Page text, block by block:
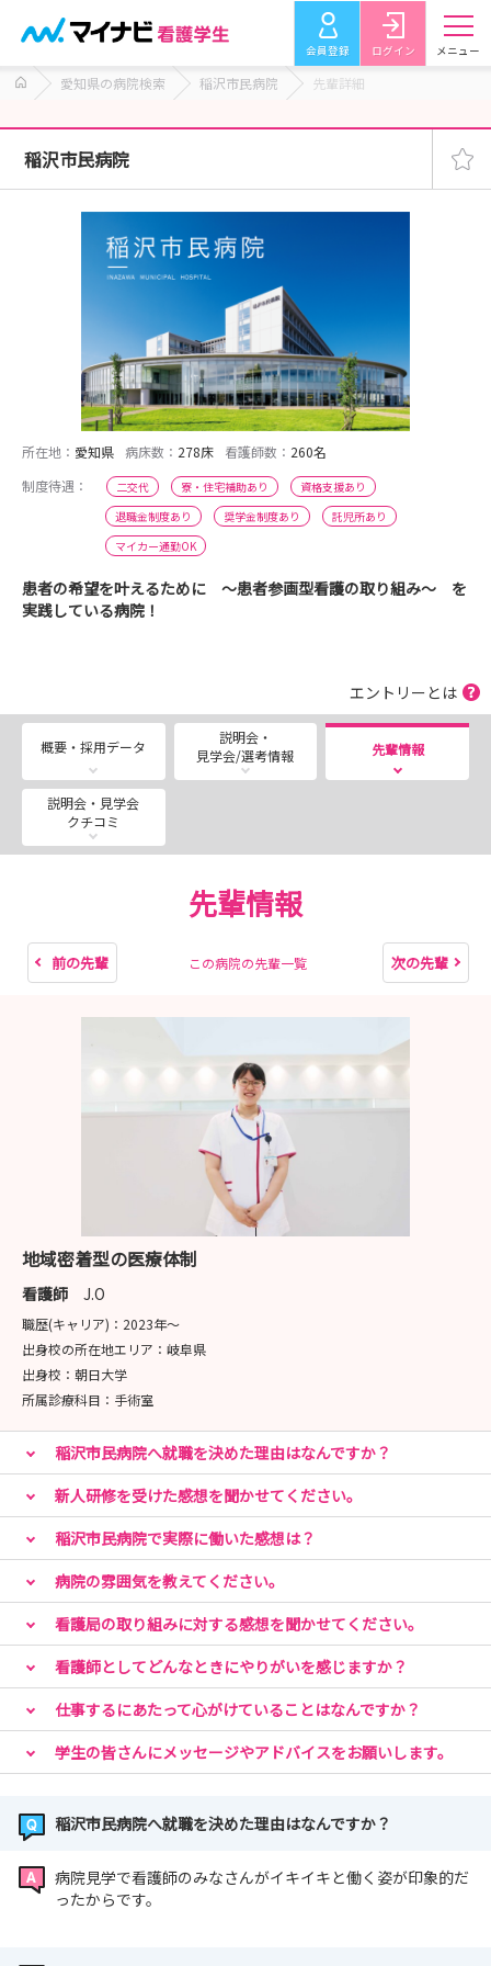
会員登録 ログイン メニュー
愛知県の病院検索 稲沢市民病院 先輩詳細
稲沢市民病院
所在地： 愛知県 病床数： 278床 看護師数： 260名
制度待遇：
二交代 寮・住宅補助あり
資格支援あり
退職金制度あり
奨学金制度あり
託児所あり
マイカー通勤OK
患者の希望を叶えるために ～患者参画型看護の取り組み～ を
実践している病院！
エントリーとは
概要・採用データ
説明会・
見学会/選考情報
先輩情報
説明会・見学会
クチコミ
先輩情報
前の先輩 この病院の先輩一覧 次の先輩
地域密着型の医療体制
看護師 J.O
職歴(キャリア)： 2023年〜
出身校の所在地エリア： 岐阜県
出身校： 朝日大学
所属診療科目： 手術室
稲沢市民病院へ就職を決めた理由はなんですか？
新人研修を受けた感想を聞かせてください。
稲沢市民病院で実際に働いた感想は？
病院の雰囲気を教えてください。
看護局の取り組みに対する感想を聞かせてください。
看護師としてどんなときにやりがいを感じますか？
仕事するにあたって心がけていることはなんですか？
学生の皆さんにメッセージやアドバイスをお願いします。
稲沢市民病院へ就職を決めた理由はなんですか？
病院見学で看護師のみなさんがイキイキと働く姿が印象的だ
ったからです。